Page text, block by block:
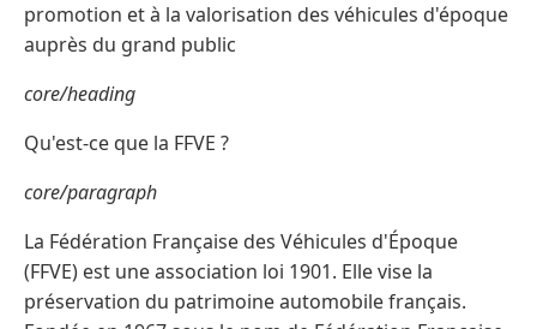
promotion et à la valorisation des véhicules d'époque
auprès du grand public
core/heading
Qu'est-ce que la FFVE ?
core/paragraph
La Fédération Française des Véhicules d'Époque
(FFVE) est une association loi 1901. Elle vise la
préservation du patrimoine automobile français.